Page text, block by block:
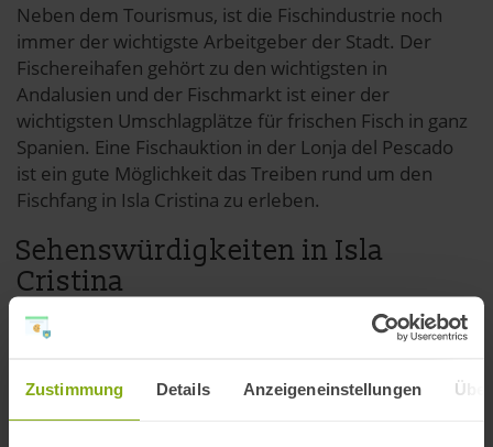
Zustimmung Details Anzeigeneinstellungen
Neben dem Tourismus, ist die Fischindustrie noch
immer der wichtigste Arbeitgeber der Stadt. Der
Fischereihafen gehört zu den wichtigsten in
Andalusien und der Fischmarkt ist einer der
wichtigsten Umschlagplätze für frischen Fisch in ganz
Spanien. Eine Fischauktion in der Lonja del Pescado
ist ein gute Möglichkeit das Treiben rund um den
Fischfang in Isla Cristina zu erleben.
Sehenswürdigkeiten in Isla
Cristina
Neben den vielen Orten und Plätzen, die direkt oder
indirekt mit dem Fischfang in Verbindung stehen,
den Paseo de las Palmeras, die Flaniermeile der
Altstadt.